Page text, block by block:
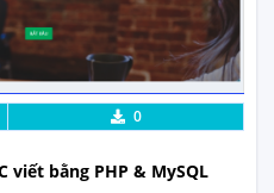
Xem Thực Tế
0
viết bằng PHP & MySQL